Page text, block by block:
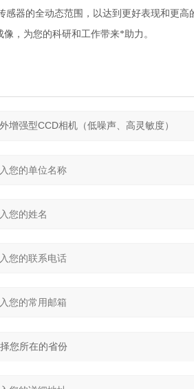
感器的全动态范围，以达到更好表现和更高
，为您的科研和工作带来*助力。